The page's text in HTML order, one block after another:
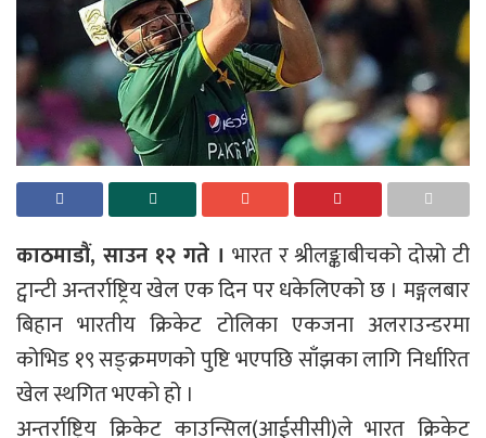
काठमाडौं, साउन १२ गते । भारत र श्रीलङ्काबीचको दोस्रो टी
ट्वान्टी अन्तर्राष्ट्रिय खेल एक दिन पर धकेलिएको छ । मङ्गलबार
बिहान भारतीय क्रिकेट टोलिका एकजना अलराउन्डरमा
कोभिड १९ सङ्क्रमणको पुष्टि भएपछि साँझका लागि निर्धारित
खेल स्थगित भएको हो ।
अन्तर्राष्ट्रिय क्रिकेट काउन्सिल(आईसीसी)ले भारत क्रिकेट